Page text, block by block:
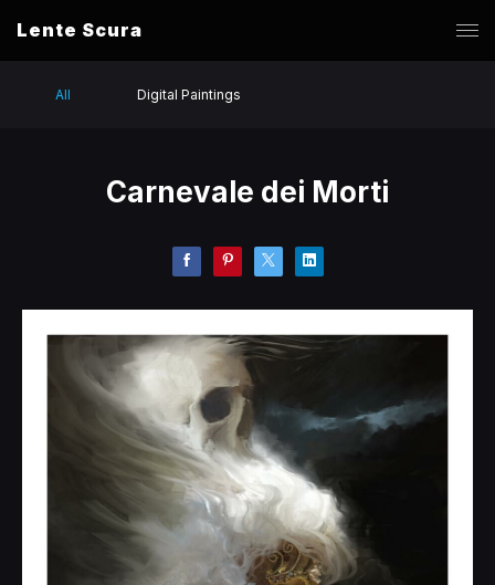
Lente Scura
All Digital Paintings
Carnevale dei Morti